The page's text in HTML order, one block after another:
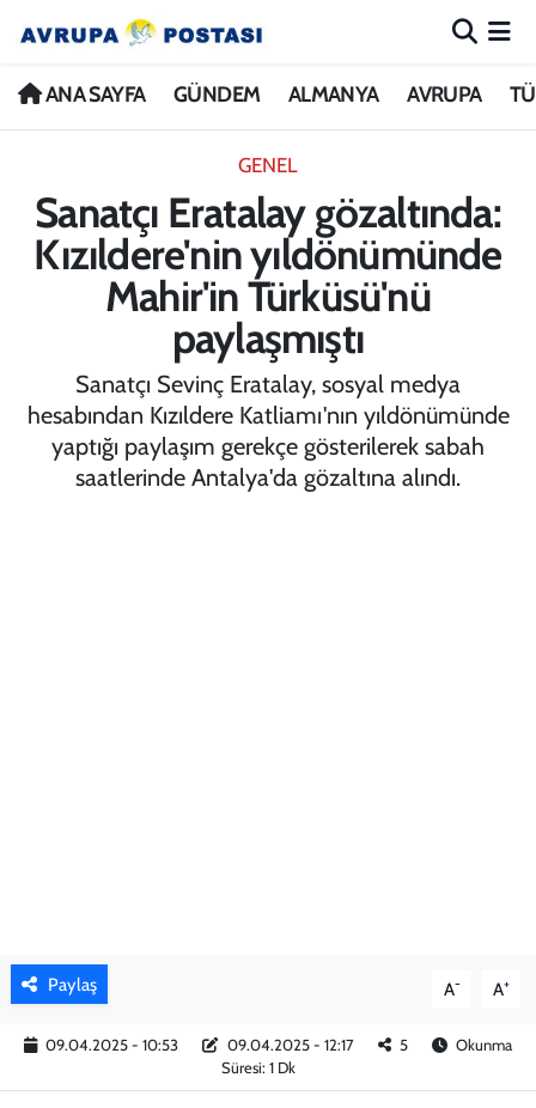
ANA SAYFA GÜNDEM ALMANYA AVRUPA
GENEL
Sanatçı Eratalay gözaltında:
Kızıldere'nin yıldönümünde
Mahir'in Türküsü'nü
paylaşmıştı
Sanatçı Sevinç Eratalay, sosyal medya
hesabından Kızıldere Katliamı'nın yıldönümünde
yaptığı paylaşım gerekçe gösterilerek sabah
saatlerinde Antalya'da gözaltına alındı.
Paylaş A- A+
09.04.2025 - 10:53 09.04.2025 - 12:17 5
Okunma
Süresi: 1 Dk
ANA SAYFA
ALMANYA
AVRUPA
DÜNYA
KÜLTÜR
Nöbetçi Eczaneler
İstanbul Namaz Vakitleri
Trafik Durumu
Avrupa Ligi Puan Durumu ve Fikstür
Tüm Manşetler
Son Dakika Haberleri